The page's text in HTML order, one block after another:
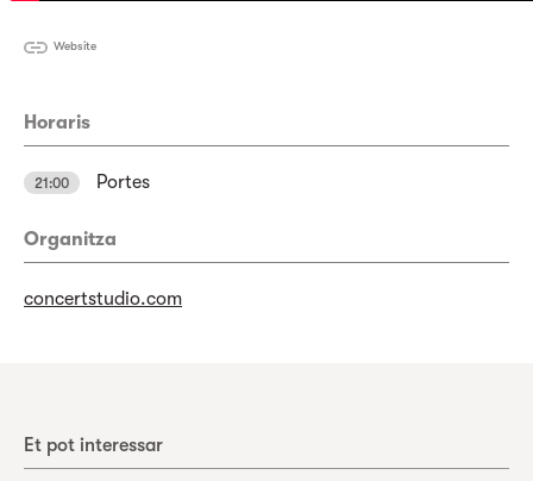
Website
Horaris
21:00 Portes
Organitza
concertstudio.com
Et pot interessar